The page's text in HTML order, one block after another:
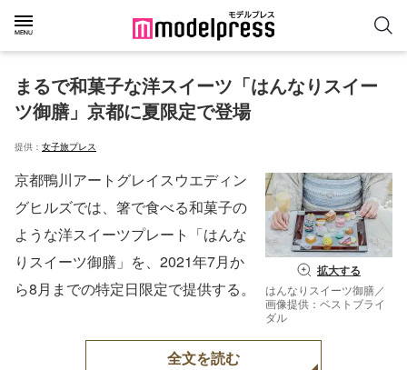
まるで和菓子な洋スイーツ「はんなりスイー
ツ御膳」京都に夏限定で登場
提供： 女子旅プレス
拡大する
はんなりスイーツ御膳／
画像提供：ベストブライ
ダル
京都鴨川アートグレイスウエディン
グヒルズでは、箸で食べる和菓子の
ような洋スイーツプレート「はんな
りスイーツ御膳」を、2021年7月か
ら8月までの特定日限定で提供する。
全文を読む